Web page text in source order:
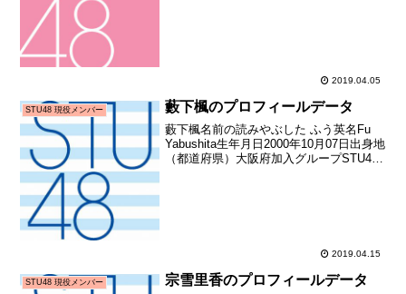
2019.04.05
STU48 現役メンバー 藪下楓のプロフィールデータ
藪下楓名前の読みやぶした ふう英名Fu
Yabushita生年月日2000年10月07日出身地
（都道府県）大阪府加入グループSTU48
2019.04.15
STU48 現役メンバー 宗雪里香のプロフィールデータ